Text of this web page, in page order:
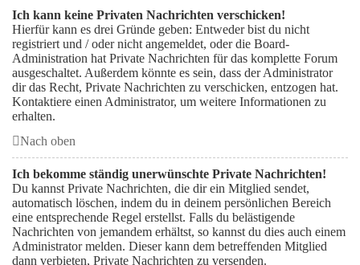
Ich kann keine Privaten Nachrichten verschicken!
Hierfür kann es drei Gründe geben: Entweder bist du nicht
registriert und / oder nicht angemeldet, oder die Board-
Administration hat Private Nachrichten für das komplette Forum
ausgeschaltet. Außerdem könnte es sein, dass der Administrator
dir das Recht, Private Nachrichten zu verschicken, entzogen hat.
Kontaktiere einen Administrator, um weitere Informationen zu
erhalten.
Nach oben
Ich bekomme ständig unerwünschte Private Nachrichten!
Du kannst Private Nachrichten, die dir ein Mitglied sendet,
automatisch löschen, indem du in deinem persönlichen Bereich
eine entsprechende Regel erstellst. Falls du belästigende
Nachrichten von jemandem erhältst, so kannst du dies auch einem
Administrator melden. Dieser kann dem betreffenden Mitglied
dann verbieten, Private Nachrichten zu versenden.